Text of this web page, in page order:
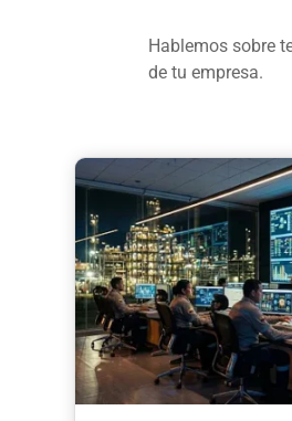
Hablemos sobre
de tu empresa.